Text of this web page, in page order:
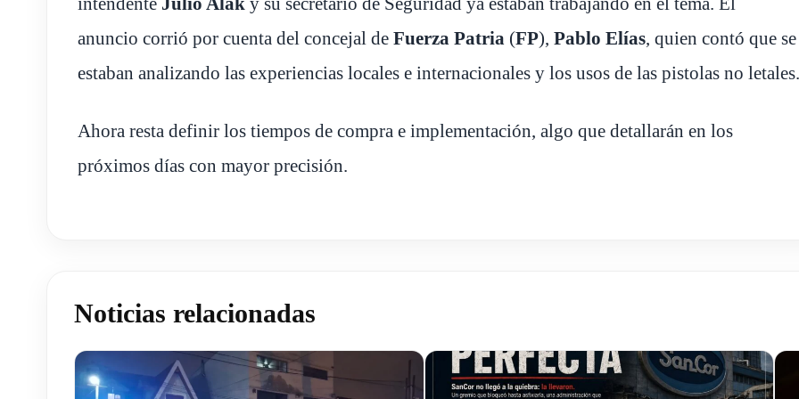
anuncio corrió por cuenta del concejal de Fuerza Patria (FP), Pablo Elías, quien contó que se
estaban analizando las experiencias locales e internacionales y los usos de las pistolas no letales.
Ahora resta definir los tiempos de compra e implementación, algo que detallarán en los
próximos días con mayor precisión.
Noticias relacionadas